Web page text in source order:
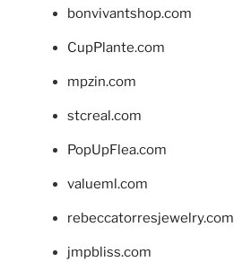
bonvivantshop.com
CupPlante.com
mpzin.com
stcreal.com
PopUpFlea.com
valueml.com
rebeccatorresjewelry.com
jmpbliss.com